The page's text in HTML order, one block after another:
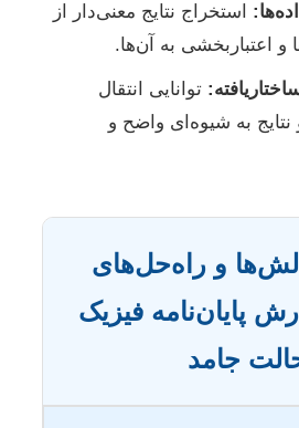
استخراج نتایج معنی‌دار از
اعتباربخشی به آن‌ها.
توانایی انتقال
به شیوه‌ای واضح و
و راه‌حل‌های
پایان‌نامه فیزیک
جامد